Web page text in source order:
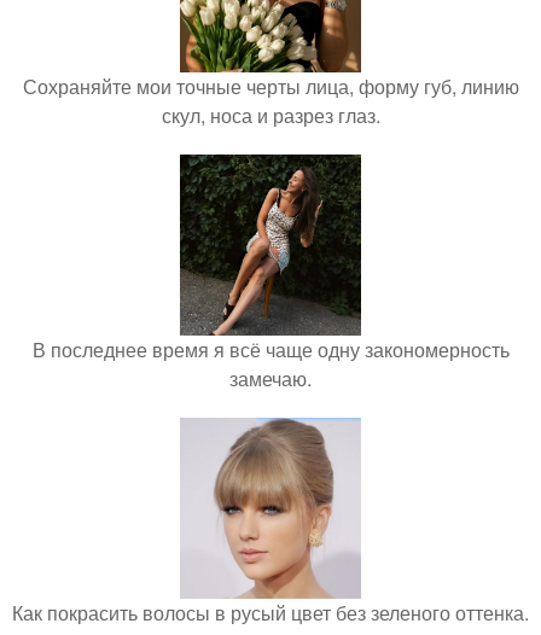
Сохраняйте мои точные черты лица, форму губ, линию
скул, носа и разрез глаз.
В последнее время я всё чаще одну закономерность
замечаю.
Как покрасить волосы в русый цвет без зеленого оттенка.